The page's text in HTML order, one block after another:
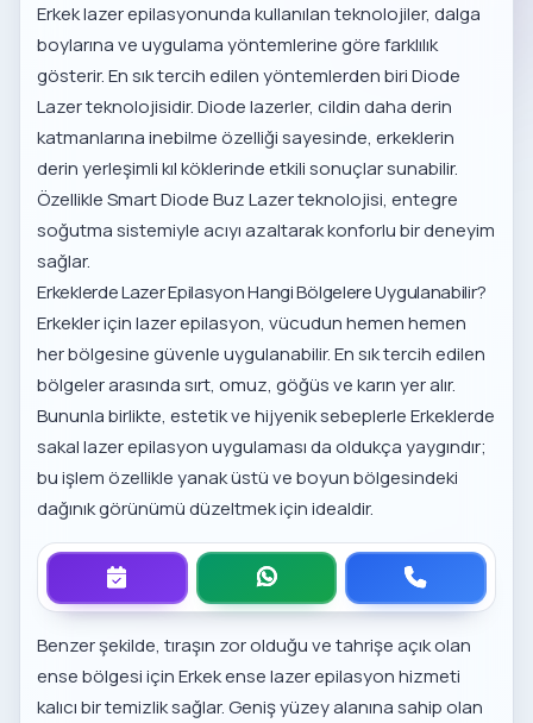
Erkek lazer epilasyonunda kullanılan teknolojiler, dalga
boylarına ve uygulama yöntemlerine göre farklılık
gösterir. En sık tercih edilen yöntemlerden biri Diode
Lazer teknolojisidir. Diode lazerler, cildin daha derin
katmanlarına inebilme özelliği sayesinde, erkeklerin
derin yerleşimli kıl köklerinde etkili sonuçlar sunabilir.
ÖzellikleSmart Diode Buz Lazer teknolojisi, entegre
soğutma sistemiyle acıyı azaltarak konforlu bir deneyim
sağlar.
Erkeklerde Lazer Epilasyon Hangi Bölgelere Uygulanabilir?
Erkekler için lazer epilasyon, vücudun hemen hemen
her bölgesine güvenle uygulanabilir. En sık tercih edilen
bölgeler arasında sırt, omuz, göğüs ve karın yer alır.
Bununla birlikte, estetik ve hijyenik sebeplerleErkeklerde
sakal lazer epilasyon uygulamasıda oldukça yaygındır;
bu işlem özellikle yanak üstü ve boyun bölgesindeki
dağınık görünümü düzeltmek için idealdir.
Benzer şekilde, tıraşın zor olduğu ve tahrişe açık olan
ense bölgesi içinErkek ense lazer epilasyon hizmeti
kalıcı bir temizlik sağlar. Geniş yüzey alanına sahip olan